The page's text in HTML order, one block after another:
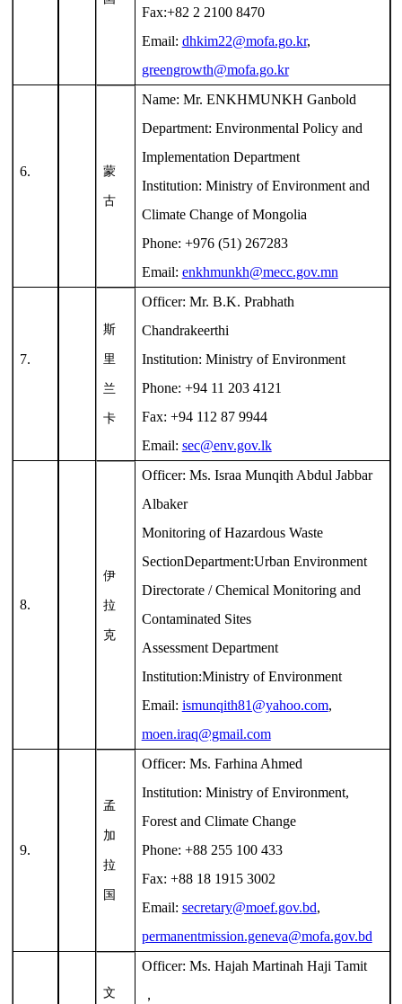
Fax:+82 2 2100 8470
Email: dhkim22@mofa.go.kr,
greengrowth@mofa.go.kr
6. 蒙
古
Name: Mr. ENKHMUNKH Ganbold
Department: Environmental Policy and
Implementation Department
Institution: Ministry of Environment and
Climate Change of Mongolia
Phone: +976 (51) 267283
Email: enkhmunkh@mecc.gov.mn
7.
斯
里
兰
卡
Officer: Mr. B.K. Prabhath
Chandrakeerthi
Institution: Ministry of Environment
Phone: +94 11 203 4121
Fax: +94 112 87 9944
Email: sec@env.gov.lk
8.
伊
拉
克
Officer: Ms. Israa Munqith Abdul Jabbar
Albaker
Monitoring of Hazardous Waste
SectionDepartment:Urban Environment
Directorate / Chemical Monitoring and
Contaminated Sites
Assessment Department
Institution:Ministry of Environment
Email: ismunqith81@yahoo.com,
moen.iraq@gmail.com
9.
孟
加
拉
国
Officer: Ms. Farhina Ahmed
Institution: Ministry of Environment,
Forest and Climate Change
Phone: +88 255 100 433
Fax: +88 18 1915 3002
Email: secretary@moef.gov.bd,
permanentmission.geneva@mofa.gov.bd
文
Officer: Ms. Hajah Martinah Haji Tamit
，